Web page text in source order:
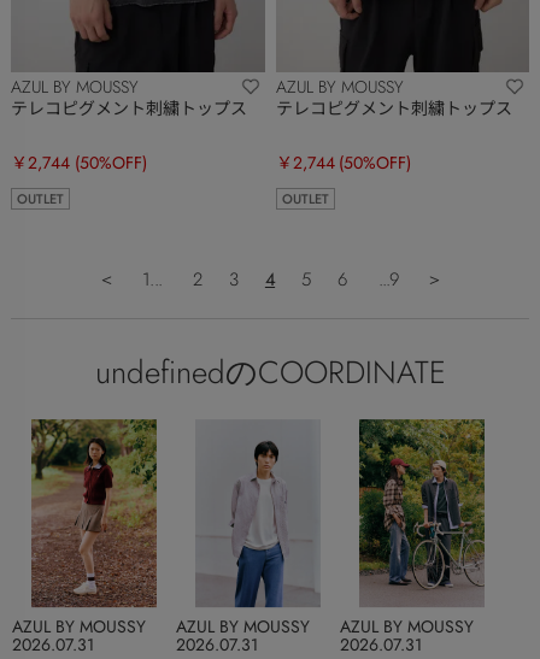
AZUL BY MOUSSY
テレコピグメント刺繍トップス
￥2,744 (50%OFF)
OUTLET
AZUL BY MOUSSY
テレコピグメント刺繍トップス
￥2,744 (50%OFF)
OUTLET
＜ 1... 2 3 4 5 6 ...9 ＞
undefinedのCOORDINATE
2026.07.31
AZUL BY MOUSSY
2026.07.31
AZUL BY MOUSSY
2026.07.31
AZUL BY MOUSSY